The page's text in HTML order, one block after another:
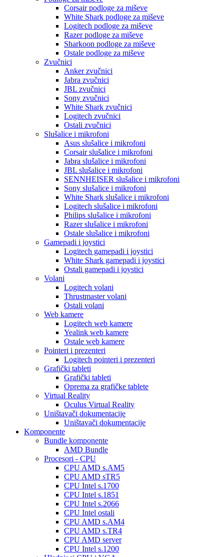
Corsair podloge za miševe
White Shark podloge za miševe
Logitech podloge za miševe
Razer podloge za miševe
Sharkoon podloge za miševe
Ostale podloge za miševe
Zvučnici
Anker zvučnici
Jabra zvučnici
JBL zvučnici
Sony zvučnici
White Shark zvučnici
Logitech zvučnici
Ostali zvučnici
Slušalice i mikrofoni
Asus slušalice i mikrofoni
Corsair slušalice i mikrofoni
Jabra slušalice i mikrofoni
JBL slušalice i mikrofoni
SENNHEISER slušalice i mikrofoni
Sony slušalice i mikrofoni
White Shark slušalice i mikrofoni
Logitech slušalice i mikrofoni
Philips slušalice i mikrofoni
Razer slušalice i mikrofoni
Ostale slušalice i mikrofoni
Gamepadi i joystici
Logitech gamepadi i joystici
White Shark gamepadi i joystici
Ostali gamepadi i joystici
Volani
Logitech volani
Thrustmaster volani
Ostali volani
Web kamere
Logitech web kamere
Yealink web kamere
Ostale web kamere
Pointeri i prezenteri
Logitech pointeri i prezenteri
Grafički tableti
Grafički tableti
Oprema za grafičke tablete
Virtual Reality
Oculus Virtual Reality
Uništavači dokumentacije
Uništavači dokumentacije
Komponente
Bundle komponente
AMD Bundle
Procesori - CPU
CPU AMD s.AM5
CPU AMD sTR5
CPU Intel s.1700
CPU Intel s.1851
CPU Intel s.2066
CPU Intel ostali
CPU AMD s.AM4
CPU AMD s.TR4
CPU AMD server
CPU Intel s.1200